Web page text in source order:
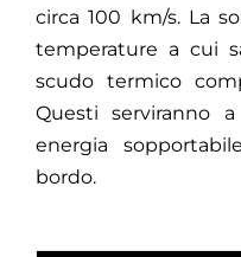
circa 100 km/s. La
temperature a cui
scudo termico
Questi serviranno
energia
bordo.